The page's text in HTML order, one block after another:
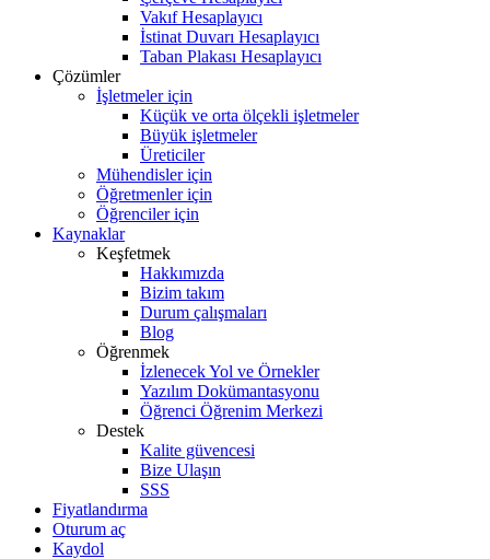
Vakıf Hesaplayıcı
İstinat Duvarı Hesaplayıcı
Taban Plakası Hesaplayıcı
Çözümler
İşletmeler için
Küçük ve orta ölçekli işletmeler
Büyük işletmeler
Üreticiler
Mühendisler için
Öğretmenler için
Öğrenciler için
Kaynaklar
Keşfetmek
Hakkımızda
Bizim takım
Durum çalışmaları
Blog
Öğrenmek
İzlenecek Yol ve Örnekler
Yazılım Dokümantasyonu
Öğrenci Öğrenim Merkezi
Destek
Kalite güvencesi
Bize Ulaşın
SSS
Fiyatlandırma
Oturum aç
Kaydol